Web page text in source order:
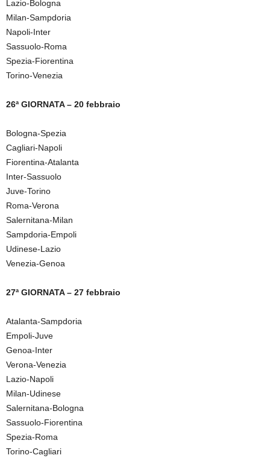
Lazio-Bologna
Milan-Sampdoria
Napoli-Inter
Sassuolo-Roma
Spezia-Fiorentina
Torino-Venezia
26ª GIORNATA – 20 febbraio
Bologna-Spezia
Cagliari-Napoli
Fiorentina-Atalanta
Inter-Sassuolo
Juve-Torino
Roma-Verona
Salernitana-Milan
Sampdoria-Empoli
Udinese-Lazio
Venezia-Genoa
27ª GIORNATA – 27 febbraio
Atalanta-Sampdoria
Empoli-Juve
Genoa-Inter
Verona-Venezia
Lazio-Napoli
Milan-Udinese
Salernitana-Bologna
Sassuolo-Fiorentina
Spezia-Roma
Torino-Cagliari